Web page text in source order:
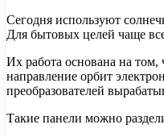
Сегодня используют
Для бытовых целей чаще
Их работа основана на том,
направление орбит
преобразователей
Такие панели можно